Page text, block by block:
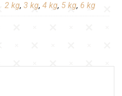
2 kg, 3 kg, 4 kg, 5 kg, 6 kg